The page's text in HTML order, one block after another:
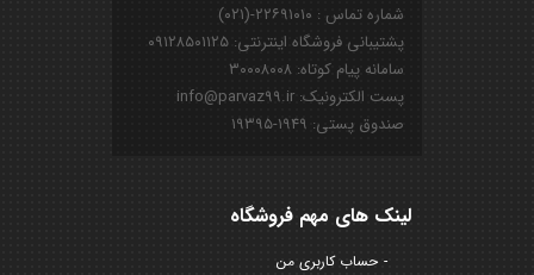
شماره تماس : ۲۲۶۹۱۰۱۰-(۰۲۱)
پشتیبانی فروشگاه اینترنتی: ۰۹۱۲۸۵۰۱۱۲۵
سامانه پیام کوتاه: ۳۰۰۰۸۰۰۸
پست الکترونیک: info@parvaz99.ir
صندوق پستی: ۱۹۴۹-۱۹۳۹۵
لینک های مهم فروشگاه
حساب کاربری من